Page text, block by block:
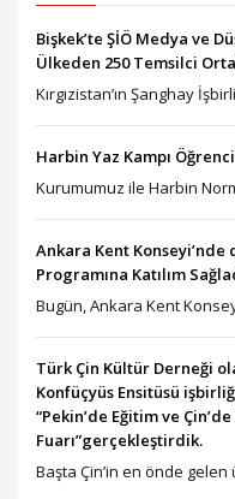
Bişkek’te ŞİÖ Medya ve
Ülkeden 250 Temsilci
Kırgızistan’ın Şanghay
Harbin Yaz Kampı
Kurumumuz ile Harbin
Ankara Kent Konseyi’nde
Programına Katılım
Bugün, Ankara Kent
Türk Çin Kültür Derneği
Konfüçyüs Ensitüsü
“Pekin’de Eğitim ve
Fuarı”gerçekleştirdik.
Başta Çin’in en önde